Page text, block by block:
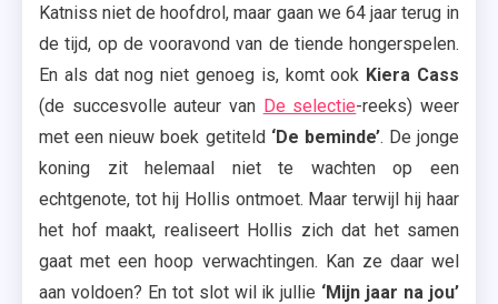
Katniss niet de hoofdrol, maar gaan we 64 jaar terug in
de tijd, op de vooravond van de tiende hongerspelen.
En als dat nog niet genoeg is, komt ook Kiera Cass
(de succesvolle auteur van De selectie-reeks) weer
met een nieuw boek getiteld ‘De beminde’. De jonge
koning zit helemaal niet te wachten op een
echtgenote, tot hij Hollis ontmoet. Maar terwijl hij haar
het hof maakt, realiseert Hollis zich dat het samen
gaat met een hoop verwachtingen. Kan ze daar wel
aan voldoen? En tot slot wil ik jullie ‘Mijn jaar na jou’